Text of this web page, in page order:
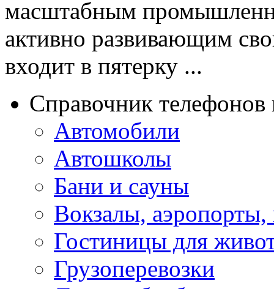
масштабным
активно развивающим
входит в пятерку ...
Справочник
Автомобили
Автошколы
Бани и сауны
Вокзалы,
Гостиницы для
Грузоперевозки